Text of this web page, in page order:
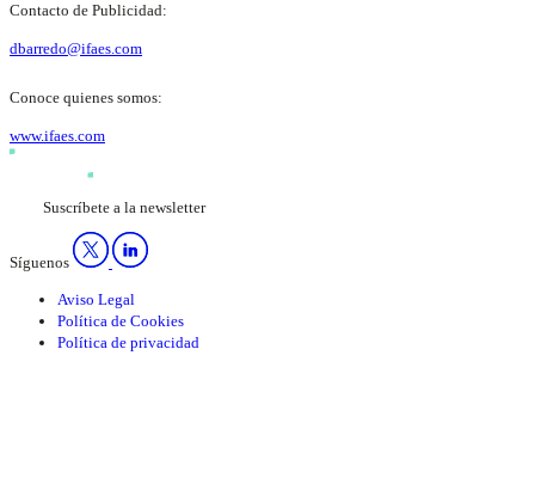
Contacto de Publicidad:
dbarredo@ifaes.com
Conoce quienes somos:
www.ifaes.com
Suscríbete a la newsletter
Síguenos
Aviso Legal
Política de Cookies
Política de privacidad